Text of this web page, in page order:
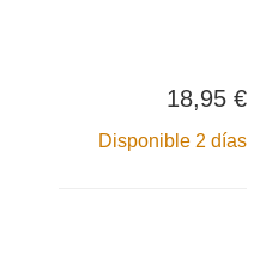
18,95 €
Disponible 2 días